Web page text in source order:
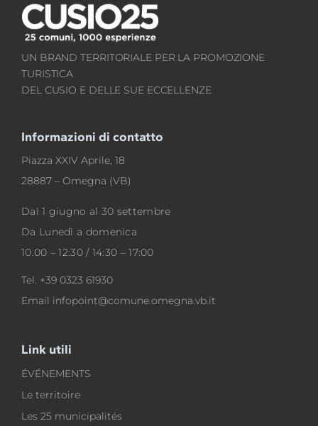
UN BRAND TERRITORIALE PER LA PROMOZIONE
TURISTICA
DEL CUSIO E DELLE SUE ECCELLENZE
Informazioni di contatto
Piazza XXIV Aprile, 18
28887 – Omegna (VB)
Dal 1 giugno al 30 settembre
Da Lunedì a domenica
10.00 – 12:30 / 14:30 – 17:00
Tel. +39 0323 61930
Email infopoint@comune.omegna.vb.it
Link utili
ÉVÉNEMENTS
Le territoire
Les 25 municipalités